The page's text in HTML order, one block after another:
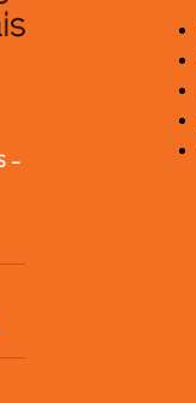
–